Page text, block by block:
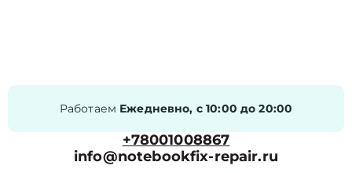
Работаем Ежедневно, с 10:00 до 20:00
+78001008867
info@notebookfix-repair.ru